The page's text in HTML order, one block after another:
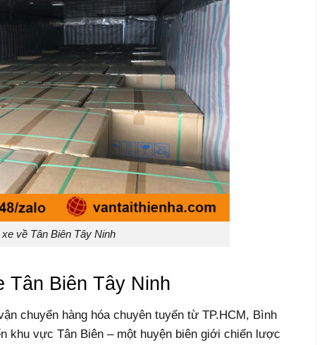
về Tân Biên Tây Ninh
Tân Biên Tây Ninh
chuyển hàng hóa chuyên tuyến từ TP.HCM, Bình
khu vực Tân Biên – một huyện biên giới chiến lược